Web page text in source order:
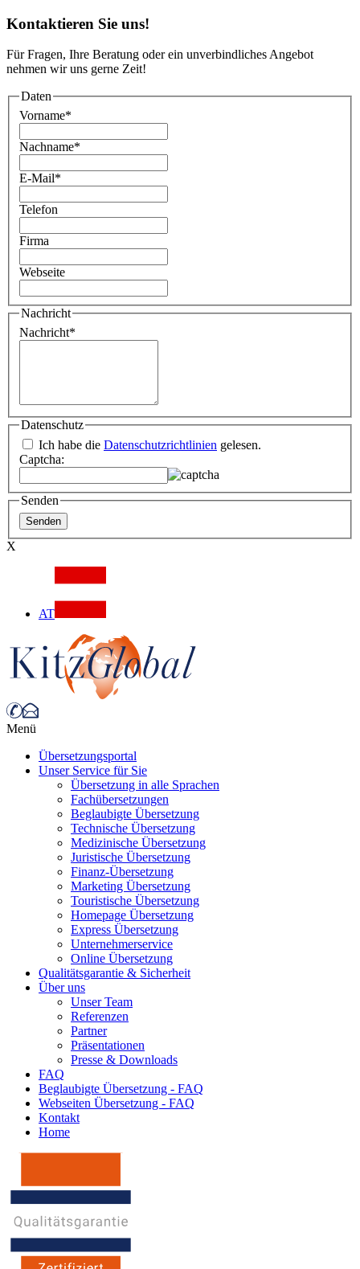
Kontaktieren Sie uns!
Für Fragen, Ihre Beratung oder ein unverbindliches Angebot
nehmen wir uns gerne Zeit!
Daten
Vorname*
Nachname*
E-Mail*
Telefon
Firma
Webseite
Nachricht
Nachricht*
Datenschutz
Ich habe die Datenschutzrichtlinien gelesen.
Captcha:
Senden
X
AT
Menü
Übersetzungsportal
Unser Service für Sie
Übersetzung in alle Sprachen
Fachübersetzungen
Beglaubigte Übersetzung
Technische Übersetzung
Medizinische Übersetzung
Juristische Übersetzung
Finanz-Übersetzung
Marketing Übersetzung
Touristische Übersetzung
Homepage Übersetzung
Express Übersetzung
Unternehmerservice
Online Übersetzung
Qualitätsgarantie & Sicherheit
Über uns
Unser Team
Referenzen
Partner
Präsentationen
Presse & Downloads
FAQ
Beglaubigte Übersetzung - FAQ
Webseiten Übersetzung - FAQ
Kontakt
Home